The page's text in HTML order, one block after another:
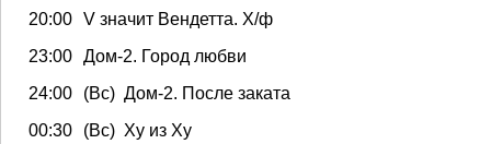
20:00 V значит Вендетта. Х/ф
23:00 Дом-2. Город любви
24:00
(Вс) Дом-2. После заката
00:30
(Вс) Ху из Ху